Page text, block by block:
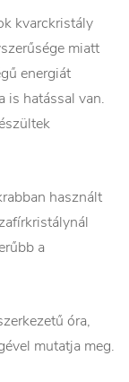
kvarckristály
miatt
energiát
is hatással van.
használt
a
óra,
mutatja meg.